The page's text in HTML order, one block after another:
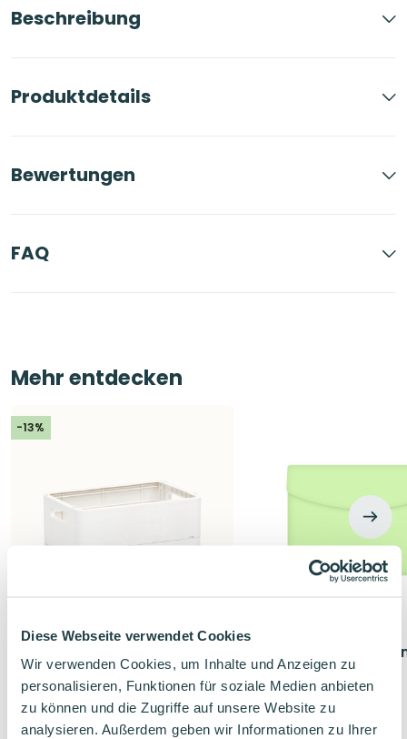
Diese Webseite verwendet Cookies
Wir verwenden Cookies, um Inhalte und Anzeigen zu
personalisieren, Funktionen für soziale Medien anbieten
zu können und die Zugriffe auf unsere Website zu
analysieren. Außerdem geben wir Informationen zu Ihrer
Beschreibung
Produktdetails
Bewertungen
FAQ
Mehr entdecken
-13%
A5 Weiß
faltbar & stapelbar
aus 100% recyceltem Kunststoff
OXFORD
A5 Pastellgrün
Ideal für unterwegs
Für A5 Karteikarten